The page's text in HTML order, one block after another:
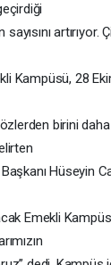
sayısını
Kampüsü, 28
birini
Hüseyin
Emekli